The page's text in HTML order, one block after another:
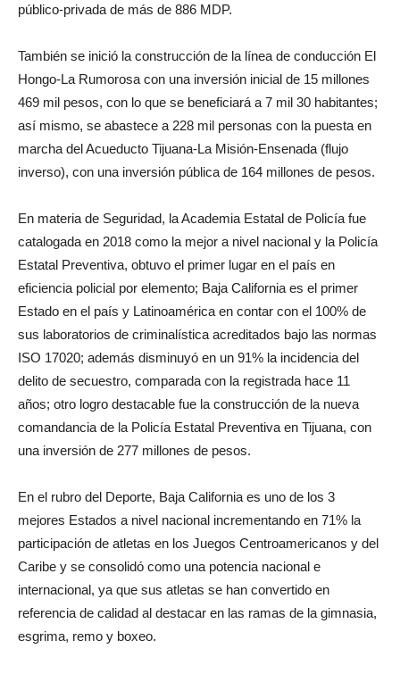
público-privada de más de 886 MDP.
También se inició la construcción de la línea de conducción El
Hongo-La Rumorosa con una inversión inicial de 15 millones
469 mil pesos, con lo que se beneficiará a 7 mil 30 habitantes;
así mismo, se abastece a 228 mil personas con la puesta en
marcha del Acueducto Tijuana-La Misión-Ensenada (flujo
inverso), con una inversión pública de 164 millones de pesos.
En materia de Seguridad, la Academia Estatal de Policía fue
catalogada en 2018 como la mejor a nivel nacional y la Policía
Estatal Preventiva, obtuvo el primer lugar en el país en
eficiencia policial por elemento; Baja California es el primer
Estado en el país y Latinoamérica en contar con el 100% de
sus laboratorios de criminalística acreditados bajo las normas
ISO 17020; además disminuyó en un 91% la incidencia del
delito de secuestro, comparada con la registrada hace 11
años; otro logro destacable fue la construcción de la nueva
comandancia de la Policía Estatal Preventiva en Tijuana, con
una inversión de 277 millones de pesos.
En el rubro del Deporte, Baja California es uno de los 3
mejores Estados a nivel nacional incrementando en 71% la
participación de atletas en los Juegos Centroamericanos y del
Caribe y se consolidó como una potencia nacional e
internacional, ya que sus atletas se han convertido en
referencia de calidad al destacar en las ramas de la gimnasia,
esgrima, remo y boxeo.